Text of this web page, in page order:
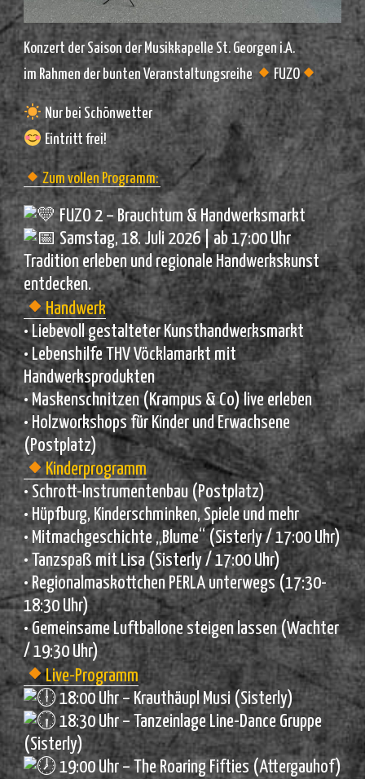
Konzert der Saison der Musikkapelle St. Georgen i.A.
im Rahmen der bunten Veranstaltungsreihe
FUZO
Nur bei Schönwetter
Eintritt frei!
Zum vollen Programm:
FUZO 2 – Brauchtum & Handwerksmarkt
Samstag, 18. Juli 2026 | ab 17:00 Uhr
Tradition erleben und regionale Handwerkskunst
entdecken.
Handwerk
• Liebevoll gestalteter Kunsthandwerksmarkt
• Lebenshilfe THV Vöcklamarkt mit
Handwerksprodukten
• Maskenschnitzen (Krampus & Co) live erleben
• Holzworkshops für Kinder und Erwachsene
(Postplatz)
Kinderprogramm
• Schrott-Instrumentenbau (Postplatz)
• Hüpfburg, Kinderschminken, Spiele und mehr
• Mitmachgeschichte „Blume“ (Sisterly / 17:00 Uhr)
• Tanzspaß mit Lisa (Sisterly / 17:00 Uhr)
• Regionalmaskottchen PERLA unterwegs (17:30-
18:30 Uhr)
• Gemeinsame Luftballone steigen lassen (Wachter
/ 19:30 Uhr)
Live-Programm
18:00 Uhr – Krauthäupl Musi (Sisterly)
18:30 Uhr – Tanzeinlage Line-Dance Gruppe
(Sisterly)
19:00 Uhr – The Roaring Fifties (Attergauhof)